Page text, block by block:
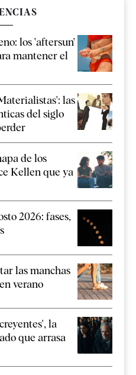
los 'aftersun'
mantener el
las
del siglo
de los
Kellen que ya
2026: fases,
las manchas
verano
la
que arrasa